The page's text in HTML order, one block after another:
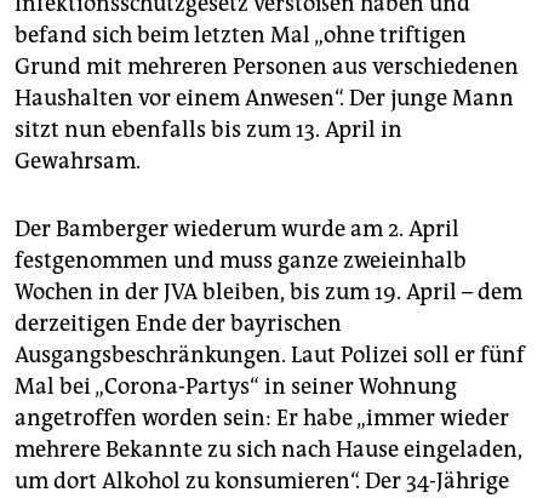
befand sich beim letzten Mal „ohne triftigen
Grund mit mehreren Personen aus verschiedenen
Haushalten vor einem Anwesen“. Der junge Mann
sitzt nun ebenfalls bis zum 13. April in
Gewahrsam.
Der Bamberger wiederum wurde am 2. April
festgenommen und muss ganze zweieinhalb
Wochen in der JVA bleiben, bis zum 19. April – dem
derzeitigen Ende der bayrischen
Ausgangsbeschränkungen. Laut Polizei soll er fünf
Mal bei „Corona-Partys“ in seiner Wohnung
angetroffen worden sein: Er habe „immer wieder
mehrere Bekannte zu sich nach Hause eingeladen,
um dort Alkohol zu konsumieren“. Der 34-Jährige